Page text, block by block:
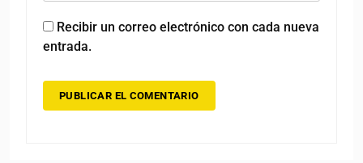
Recibir un correo electrónico con cada nueva
entrada.